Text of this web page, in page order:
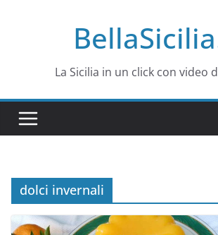
La Sicilia in un click con video
dolci invernali